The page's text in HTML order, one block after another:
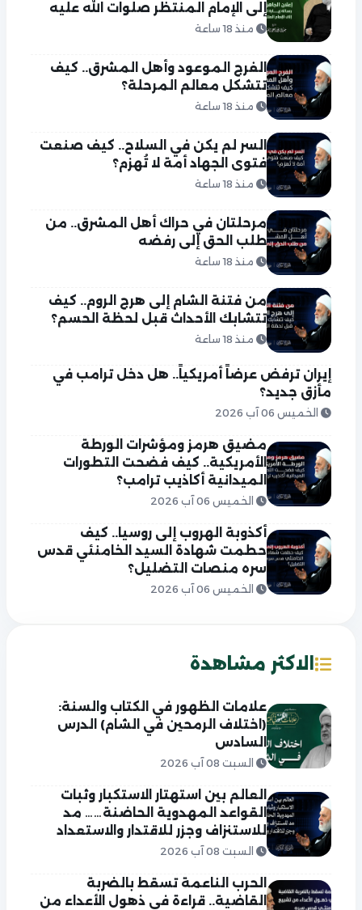
إلى الإمام المنتظر صلوات الله عليه
منذ 18 ساعة
الفرج الموعود وأهل المشرق.. كيف
تتشكل معالم المرحلة؟
منذ 18 ساعة
السر لم يكن في السلاح.. كيف صنعت
فتوى الجهاد أمة لا تُهزم؟
منذ 18 ساعة
مرحلتان في حراك أهل المشرق.. من
طلب الحق إلى رفضه
منذ 18 ساعة
من فتنة الشام إلى هرج الروم.. كيف
تتشابك الأحداث قبل لحظة الحسم؟
منذ 18 ساعة
إيران ترفض عرضاً أمريكياً.. هل دخل ترامب في
مأزق جديد؟
الخميس 06 آب 2026
مضيق هرمز ومؤشرات الورطة
الأمريكية.. كيف فضحت التطورات
الميدانية أكاذيب ترامب؟
الخميس 06 آب 2026
أكذوبة الهروب إلى روسيا.. كيف
حطمت شهادة السيد الخامنئي قدس
سره منصات التضليل؟
الخميس 06 آب 2026
الاكثر مشاهدة
علامات الظهور في الكتاب والسنة:
(اختلاف الرمحين في الشام) الدرس
السادس
السبت 08 آب 2026
العالم بين استهتار الاستكبار وثبات
القواعد المهدوية الحاضنة…… مد
للاستنزاف وجزر للاقتدار والاستعداد
السبت 08 آب 2026
الحرب الناعمة تسقط بالضربة
القاضية.. قراءة في ذهول الأعداء من